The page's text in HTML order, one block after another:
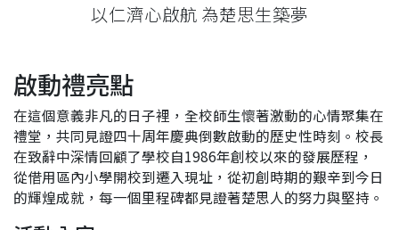
以仁濟心啟航 為楚思生築夢
啟動禮亮點
在這個意義非凡的日子裡，全校師生懷著激動的心情聚集在
禮堂，共同見證四十周年慶典倒數啟動的歷史性時刻。校長
在致辭中深情回顧了學校自1986年創校以來的發展歷程，
從借用區內小學開校到遷入現址，從初創時期的艱辛到今日
的輝煌成就，每一個里程碑都見證著楚思人的努力與堅持。